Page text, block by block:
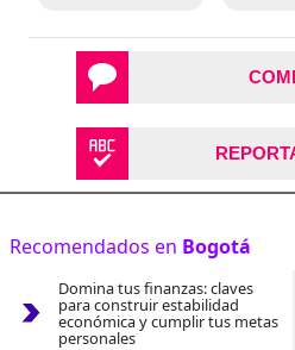
Recomendados en Bogotá
Domina tus finanzas: claves
para construir estabilidad
económica y cumplir tus metas
personales